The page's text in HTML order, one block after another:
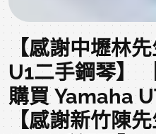
【感謝中壢林
U1二手鋼琴】
購買 Yamaha
【感謝新竹陳